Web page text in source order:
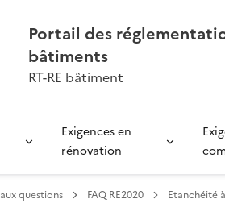
Portail des
bâtiments
RT-RE bâtiment
Exigences en
rénovation
questions FAQ RE2020 Etanchéité